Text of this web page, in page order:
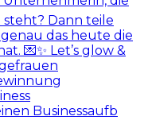
Businessaufb